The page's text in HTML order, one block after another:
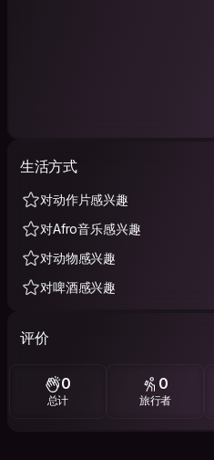
生活方式
对动作片感兴趣
对Afro音乐感兴趣
对动物感兴趣
对啤酒感兴趣
评价
0
总计
0
旅行者